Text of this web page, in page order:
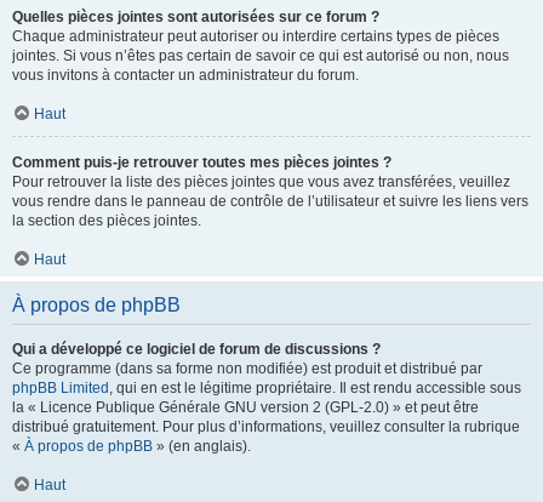
Quelles pièces jointes sont autorisées sur ce forum ?
Chaque administrateur peut autoriser ou interdire certains types de pièces
jointes. Si vous n’êtes pas certain de savoir ce qui est autorisé ou non, nous
vous invitons à contacter un administrateur du forum.
Haut
Comment puis-je retrouver toutes mes pièces jointes ?
Pour retrouver la liste des pièces jointes que vous avez transférées, veuillez
vous rendre dans le panneau de contrôle de l’utilisateur et suivre les liens vers
la section des pièces jointes.
Haut
À propos de phpBB
Qui a développé ce logiciel de forum de discussions ?
Ce programme (dans sa forme non modifiée) est produit et distribué par
phpBB Limited , qui en est le légitime propriétaire. Il est rendu accessible sous
la « Licence Publique Générale GNU version 2 (GPL-2.0) » et peut être
distribué gratuitement. Pour plus d’informations, veuillez consulter la rubrique
« À propos de phpBB » (en anglais).
Haut